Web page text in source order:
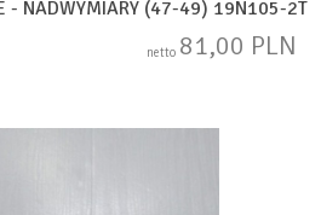
- NADWYMIARY (47-49) 19N105-2T
netto 81,00 PLN